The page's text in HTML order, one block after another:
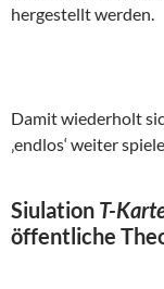
hergestellt werden.
Damit wiederholt
‚endlos‘ weiter
Siulation T-
öffentliche